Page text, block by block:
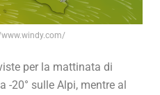
www.windy.com/
per la mattinata di
-20° sulle Alpi, mentre al